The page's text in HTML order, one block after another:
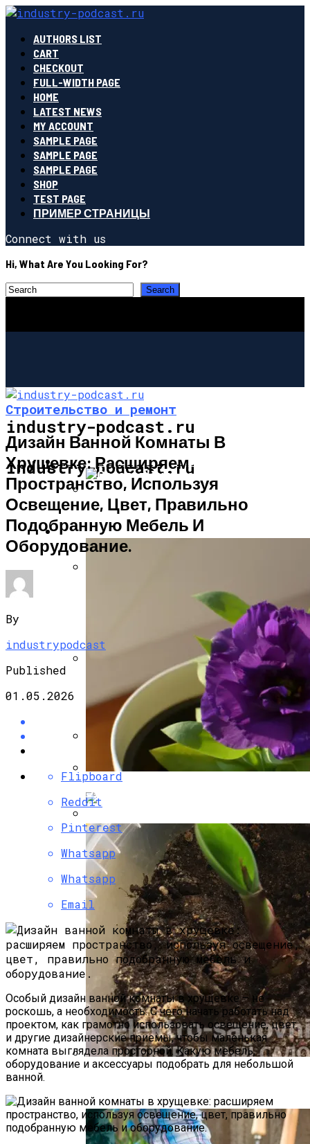
AUTHORS LIST
CART
CHECKOUT
FULL-WIDTH PAGE
HOME
LATEST NEWS
MY ACCOUNT
SAMPLE PAGE
SAMPLE PAGE
SAMPLE PAGE
SHOP
TEST PAGE
ПРИМЕР СТРАНИЦЫ
Connect with us
Hi, What Are You Looking For?
industry-podcast.ru
industry-podcast.ru
СТРОИТЕЛЬСТВО И РЕМОНТ
Садовая Печь-Барбекю Своими
Руками
Угловой Камин Из Кирпича: Порядовка,
Несъемная Опалубка Для Фундамента:
«лего» Для Ленточного Фундамента
Как Правильно Залить Фундамент Под
Дом: Алгоритм Работ
Опалубка Для Фундамента Своими
Руками: Делаем Правильно
САД И ОГОРОД
Эустома: Выращивание Из Семян В
Домашних Условиях
Строительство и ремонт
Дизайн Ванной Комнаты В
Хрущевке: Расширяем
Пространство, Используя
Освещение, Цвет, Правильно
Подобранную Мебель И
Оборудование.
By
industrypodcast
Published
01.05.2026
Flipboard
Reddit
Pinterest
Whatsapp
Whatsapp
Email
Особый дизайн ванной комнаты в хрущевке – не
роскошь, а необходимость. С чего начать работать над
проектом, как грамотно использовать освещение, цвет
и другие дизайнерские приемы, чтобы маленькая
комната выглядела просторной. Какую мебель,
оборудование и аксессуары подобрать для небольшой
ванной.